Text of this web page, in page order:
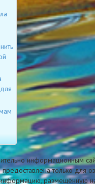
информационным
только для
размещённую